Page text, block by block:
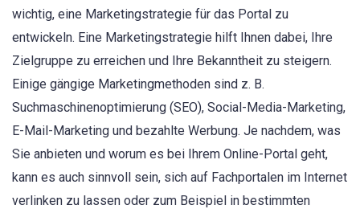
wichtig, eine Marketingstrategie für das Portal zu
entwickeln. Eine Marketingstrategie hilft Ihnen dabei, Ihre
Zielgruppe zu erreichen und Ihre Bekanntheit zu steigern.
Einige gängige Marketingmethoden sind z. B.
Suchmaschinenoptimierung (SEO), Social-Media-Marketing,
E-Mail-Marketing und bezahlte Werbung. Je nachdem, was
Sie anbieten und worum es bei Ihrem Online-Portal geht,
kann es auch sinnvoll sein, sich auf Fachportalen im Internet
verlinken zu lassen oder zum Beispiel in bestimmten